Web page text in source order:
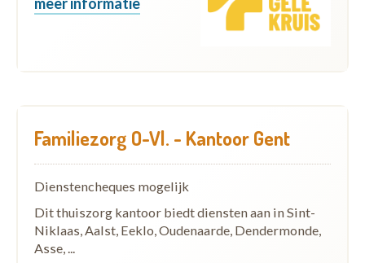
Familiezorg O-Vl. - Kantoor Gent
Dienstencheques mogelijk
Dit thuiszorg kantoor biedt diensten aan in Sint-
Niklaas, Aalst, Eeklo, Oudenaarde, Dendermonde,
Asse, ...